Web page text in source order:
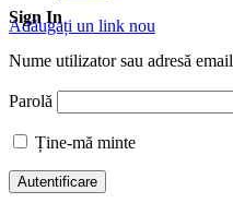
Adăugați un link nou
Sign In
Nume utilizator sau adresă email
Parolă
Ține-mă minte